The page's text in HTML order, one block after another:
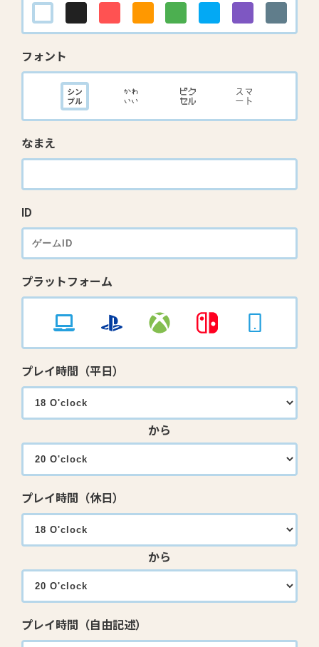
フォント
なまえ
ID
プラットフォーム
プレイ時間（平日）
から
プレイ時間（休日）
から
プレイ時間（自由記述）